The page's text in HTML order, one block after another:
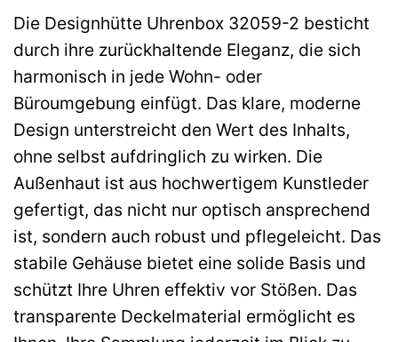
Die Designhütte Uhrenbox 32059-2 besticht
durch ihre zurückhaltende Eleganz, die sich
harmonisch in jede Wohn- oder
Büroumgebung einfügt. Das klare, moderne
Design unterstreicht den Wert des Inhalts,
ohne selbst aufdringlich zu wirken. Die
Außenhaut ist aus hochwertigem Kunstleder
gefertigt, das nicht nur optisch ansprechend
ist, sondern auch robust und pflegeleicht. Das
stabile Gehäuse bietet eine solide Basis und
schützt Ihre Uhren effektiv vor Stößen. Das
transparente Deckelmaterial ermöglicht es